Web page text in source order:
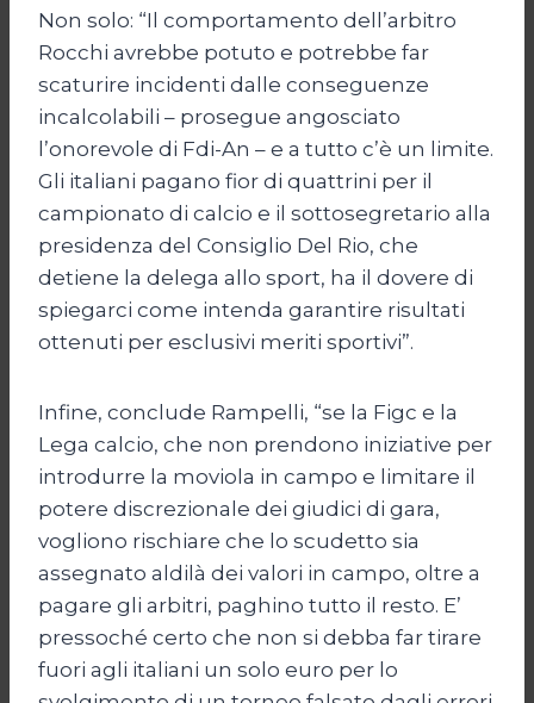
Non solo: “Il comportamento dell’arbitro
Rocchi avrebbe potuto e potrebbe far
scaturire incidenti dalle conseguenze
incalcolabili – prosegue angosciato
l’onorevole di Fdi-An – e a tutto c’è un limite.
Gli italiani pagano fior di quattrini per il
campionato di calcio e il sottosegretario alla
presidenza del Consiglio Del Rio, che
detiene la delega allo sport, ha il dovere di
spiegarci come intenda garantire risultati
ottenuti per esclusivi meriti sportivi”.
Infine, conclude Rampelli, “se la Figc e la
Lega calcio, che non prendono iniziative per
introdurre la moviola in campo e limitare il
potere discrezionale dei giudici di gara,
vogliono rischiare che lo scudetto sia
assegnato aldilà dei valori in campo, oltre a
pagare gli arbitri, paghino tutto il resto. E’
pressoché certo che non si debba far tirare
fuori agli italiani un solo euro per lo